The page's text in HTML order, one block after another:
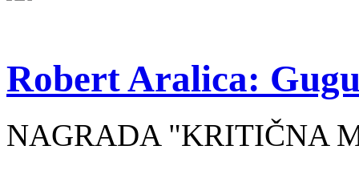
Robert Aralica:
NAGRADA "KRITIČNA